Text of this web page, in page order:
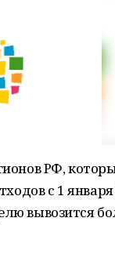
РФ,
с 1
вывозится